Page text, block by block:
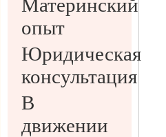
Материнский
опыт
Юридическая
консультация
В
движении